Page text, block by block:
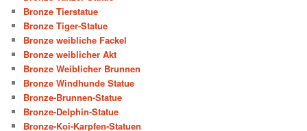
Bronze Tierstatue
Bronze Tiger-Statue
Bronze weibliche Fackel
Bronze weiblicher Akt
Bronze Weiblicher Brunnen
Bronze Windhunde Statue
Bronze-Brunnen-Statue
Bronze-Delphin-Statue
Bronze-Koi-Karpfen-Statuen